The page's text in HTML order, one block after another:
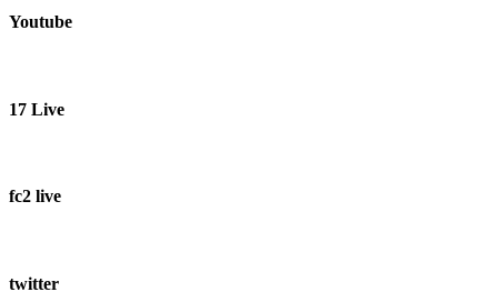
Youtube
17 Live
fc2 live
twitter